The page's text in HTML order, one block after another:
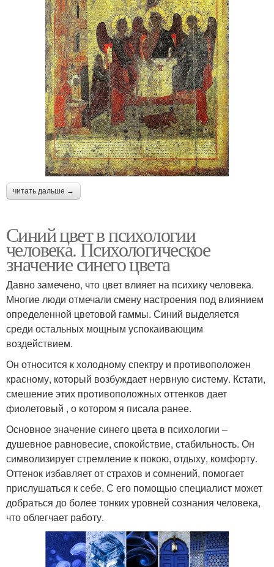
читать дальше →
Синий цвет в психологии
человека. Психологическое
значение синего цвета
Давно замечено, что цвет влияет на психику человека.
Многие люди отмечали смену настроения под влиянием
определенной цветовой гаммы. Синий выделяется
среди остальных мощным успокаивающим
воздействием.
Он относится к холодному спектру и противоположен
красному, который возбуждает нервную систему. Кстати,
смешение этих противоположных оттенков дает
фиолетовый , о котором я писала ранее.
Основное значение синего цвета в психологии –
душевное равновесие, спокойствие, стабильность. Он
символизирует стремление к покою, отдыху, комфорту.
Оттенок избавляет от страхов и сомнений, помогает
прислушаться к себе. С его помощью специалист может
добраться до более тонких уровней сознания человека,
что облегчает работу.